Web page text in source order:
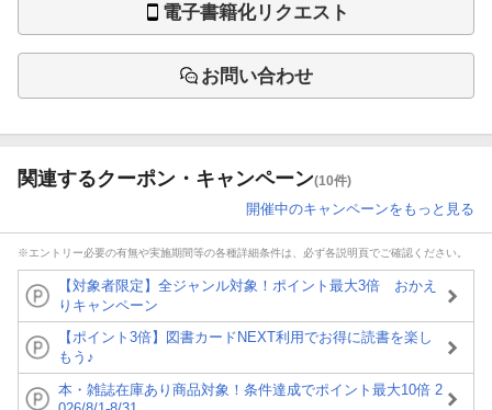
電子書籍化リクエスト
お問い合わせ
関連するクーポン・キャンペーン(10件)
開催中のキャンペーンをもっと見る
※エントリー必要の有無や実施期間等の各種詳細条件は、必ず各説明頁でご確認ください。
【対象者限定】全ジャンル対象！ポイント最大3倍 おかえ
りキャンペーン
【ポイント3倍】図書カードNEXT利用でお得に読書を楽し
もう♪
本・雑誌在庫あり商品対象！条件達成でポイント最大10倍 2